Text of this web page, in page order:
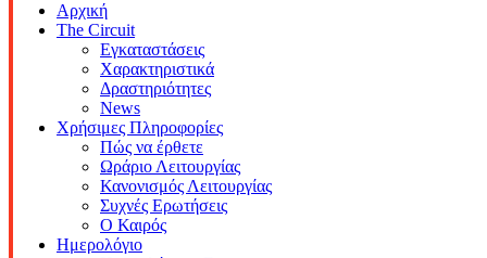
Αρχική
The Circuit
Εγκαταστάσεις
Χαρακτηριστικά
Δραστηριότητες
News
Χρήσιμες Πληροφορίες
Πώς να έρθετε
Ωράριο Λειτουργίας
Κανονισμός Λειτουργίας
Συχνές Ερωτήσεις
Ο Καιρός
Ημερολόγιο